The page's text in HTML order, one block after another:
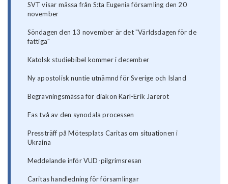
SVT visar mässa från S:ta Eugenia församling den 20
november
Söndagen den 13 november är det "Världsdagen för de
fattiga"
Katolsk studiebibel kommer i december
Ny apostolisk nuntie utnämnd för Sverige och Island
Begravningsmässa för diakon Karl-Erik Jarerot
Fas två av den synodala processen
Pressträff på Mötesplats Caritas om situationen i
Ukraina
Meddelande inför VUD-pilgrimsresan
Caritas handledning för församlingar